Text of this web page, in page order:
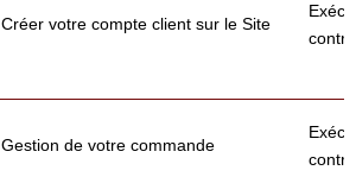
Créer votre compte client sur le Site
Gestion de votre commande